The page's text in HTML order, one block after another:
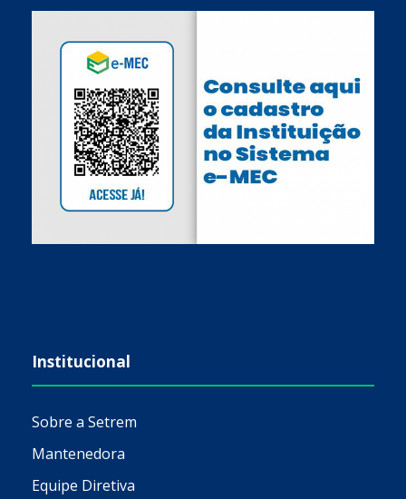
Institucional
Sobre a Setrem
Mantenedora
Equipe Diretiva